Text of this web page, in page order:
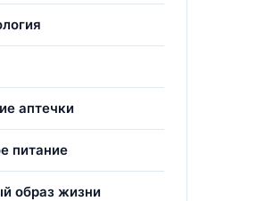
аптечки
питание
образ жизни